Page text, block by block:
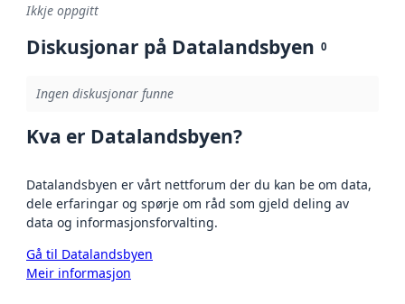
Ikkje oppgitt
Diskusjonar på Datalandsbyen 0
Ingen diskusjonar funne
Kva er Datalandsbyen?
Datalandsbyen er vårt nettforum der du kan be om data,
dele erfaringar og spørje om råd som gjeld deling av
data og informasjonsforvalting.
Gå til Datalandsbyen
Meir informasjon